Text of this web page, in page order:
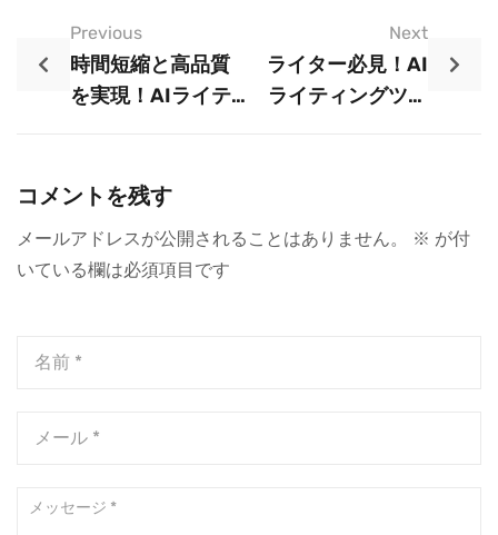
Previous
時間短縮と高品質
を実現！AIライテ
Next
ライター必見！AI
ライティングツー
コメントを残す
メールアドレスが公開されることはありません。 ※ が付
いている欄は必須項目です